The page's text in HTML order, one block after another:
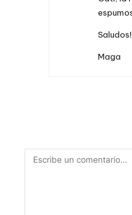
Saludos!
Maga